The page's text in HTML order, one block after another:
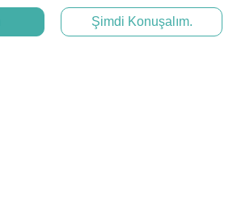
Şimdi Konuşalım.